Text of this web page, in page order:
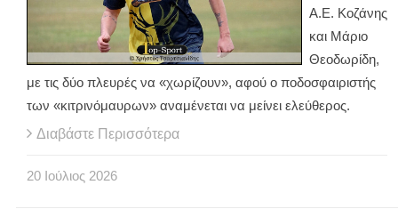
Α.Ε. Κοζάνης
και Μάριο
Θεοδωρίδη,
με τις δύο πλευρές να «χωρίζουν», αφού ο ποδοσφαιριστής
των «κιτρινόμαυρων» αναμένεται να μείνει ελεύθερος.
Διαβάστε Περισσότερα
20 Ιούλιος 2026